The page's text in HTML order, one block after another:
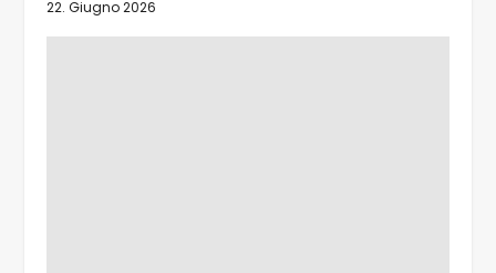
22. Giugno 2026